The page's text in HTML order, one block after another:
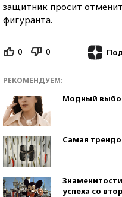
защитник просит
фигуранта.
0 0
РЕКОМЕНДУЕМ:
Модный
Самая
успеха со